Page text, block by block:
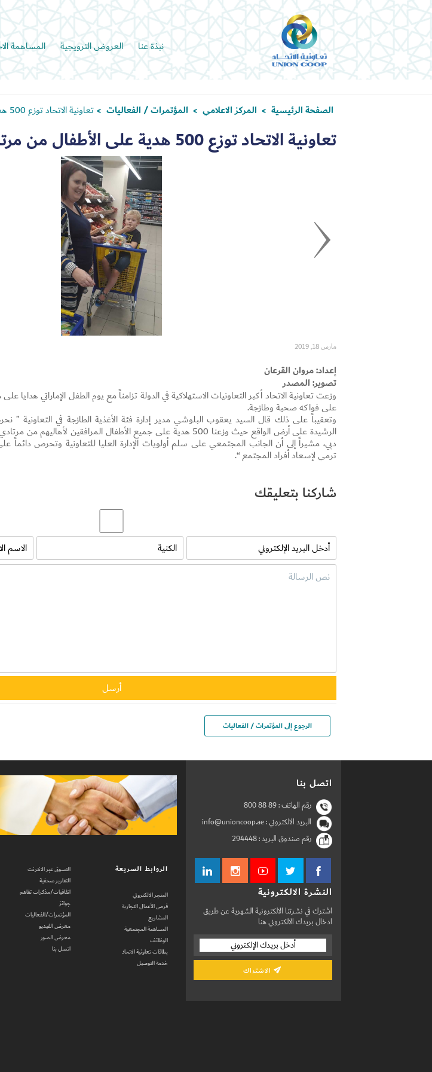
نبذة عنا العروض الترويجية المساهمة
الصفحة الرئيسية > المركز الاعلامي > المؤتمرات / الفعاليات > تعاونية الاتحاد توزع 500 هدية على الأطفال من مرتاديها
تعاونية الاتحاد توزع 500 هدية على الأطفال من مرتاديها
مارس 18, 2019
إعداد: مروان القرعان
تصوير: المصدر
وزعت تعاونية الاتحاد أكبر التعاونيات الاستهلاكية في الدولة تزامناً مع يوم الطفل الإماراتي
على فواكه صحية وطازجة.
وتعقيباً على ذلك قال السيد يعقوب البلوشي مدير إدارة فئة الأغذية الطازجة في التعاونية ”
الرشيدة على أرض الواقع حيث وزعنا 500 هدية على جميع الأطفال المرافقين
دبي، مشيراً إلى أن الجانب المجتمعي على سلم أولويات الإدارة العليا للتعاونية وتحرص دائماً
ترمي لإسعاد أفراد المجتمع “.
شاركنا بتعليقك
الرجوع إلى المؤتمرات / الفعاليات
اتصل بنا
رقم الهاتف :800 88 89
البريد الالكتروني : info@unioncoop.ae
رقم صندوق البريد :294448
النشرة الالكترونية
اشترك في نشرتنا الالكترونية الشهرية عن طريق
ادخال بريدك الالكتروني هنا
الروابط السريعة
المتجر الالكتروني
فرص الأعمال التجارية
المشاريع
المساهمة المجتمعية
الوظائف
بطاقات تعاونية الاتحاد
خدمة التوصيل
التسوق عبر الانترنت
التقارير صحفية
اتفاقيات/مذكرات تفاهم
جوائز
المؤتمرات/الفعاليات
معرض الفيديو
معرض الصور
اتصل بنا
Set Youtube Channel ID